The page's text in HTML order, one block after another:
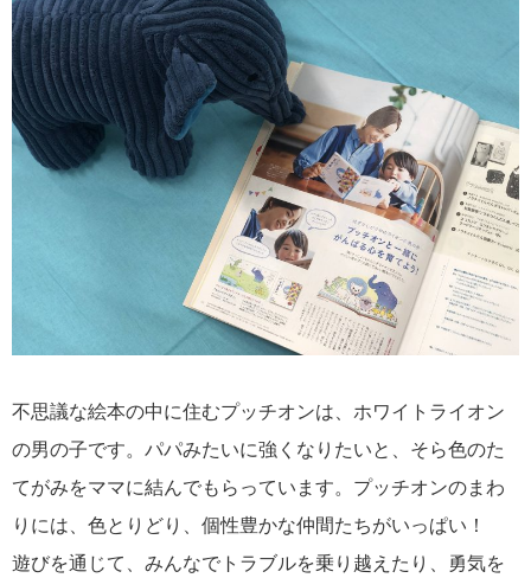
不思議な絵本の中に住むプッチオンは、ホワイトライオン
の男の子です。パパみたいに強くなりたいと、そら色のた
てがみをママに結んでもらっています。プッチオンのまわ
りには、色とりどり、個性豊かな仲間たちがいっぱい！
遊びを通じて、みんなでトラブルを乗り越えたり、勇気を